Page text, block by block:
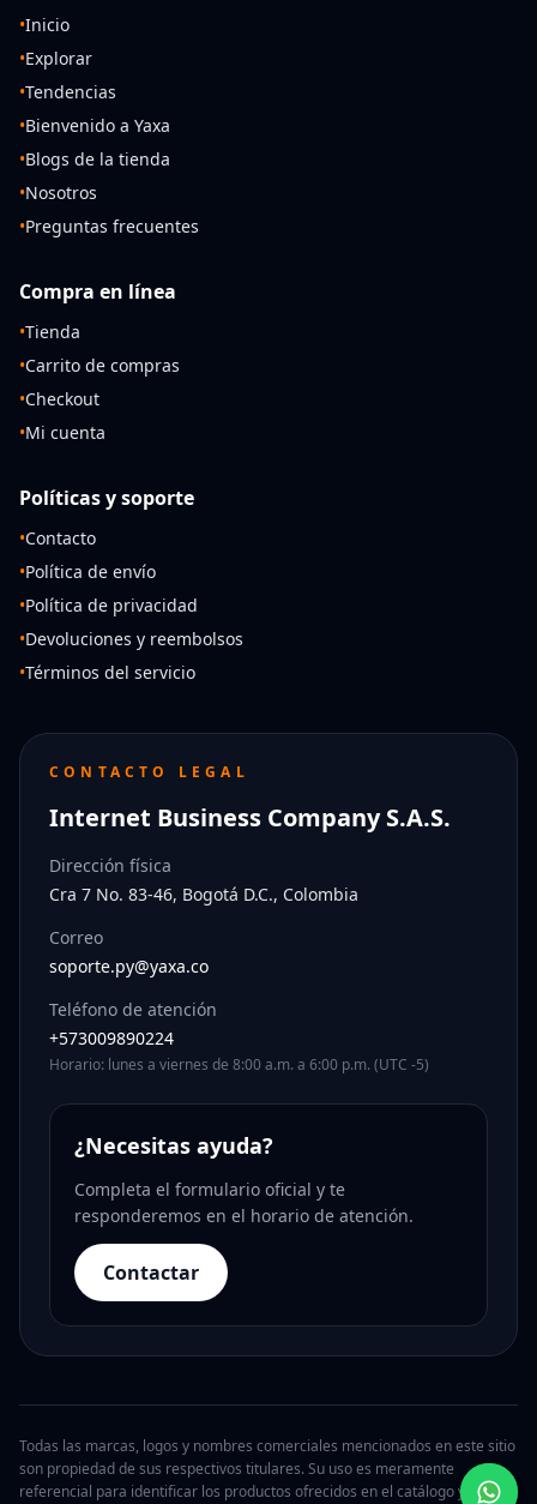
•Inicio
•Explorar
•Tendencias
•Bienvenido a Yaxa
•Blogs de la tienda
•Nosotros
•Preguntas frecuentes
Compra en línea
•Tienda
•Carrito de compras
•Checkout
•Mi cuenta
Políticas y soporte
•Contacto
•Política de envío
•Política de privacidad
•Devoluciones y reembolsos
•Términos del servicio
CONTACTO LEGAL
Internet Business Company S.A.S.
Dirección física
Cra 7 No. 83-46, Bogotá D.C., Colombia
Correo
soporte.py@yaxa.co
Teléfono de atención
+573009890224
Horario: lunes a viernes de 8:00 a.m. a 6:00 p.m. (UTC -5)
¿Necesitas ayuda?
Completa el formulario oficial y te
responderemos en el horario de atención.
Contactar
Todas las marcas, logos y nombres comerciales mencionados en este sitio
son propiedad de sus respectivos titulares. Su uso es meramente
referencial para identificar los productos ofrecidos en el catálogo y no